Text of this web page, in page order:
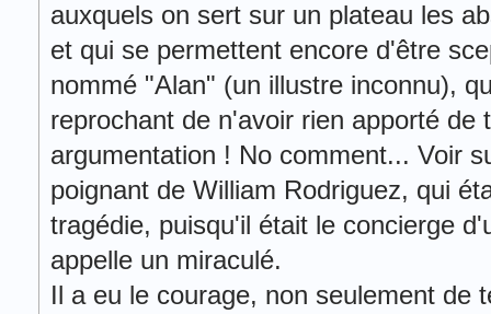
auxquels on sert sur un plateau les
et qui se permettent encore d'être
nommé "Alan" (un illustre inconnu),
reprochant de n'avoir rien apporté de
argumentation ! No comment... Voir
poignant de William Rodriguez, qui
tragédie, puisqu'il était le concierge
appelle un miraculé.
Il a eu le courage, non seulement de